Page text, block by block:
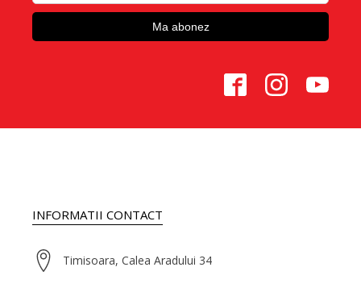
INFORMATII CONTACT
Timisoara, Calea Aradului 34